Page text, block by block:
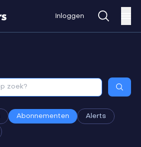
Inloggen
Abonnementen Alerts